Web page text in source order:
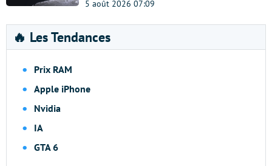
5 août 2026 07:09
🔥 Les Tendances
Prix RAM
Apple iPhone
Nvidia
IA
GTA 6